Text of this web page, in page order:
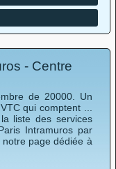
- Centre
de 20000. Un
qui comptent ...
liste des services
Intramuros par
notre page dédiée à